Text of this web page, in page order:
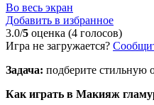
Во весь экран
Добавить в избранное
3.0/5 оценка (4 голосов)
Игра не загружается?
Задача: подберите стильную
Как играть в Макияж